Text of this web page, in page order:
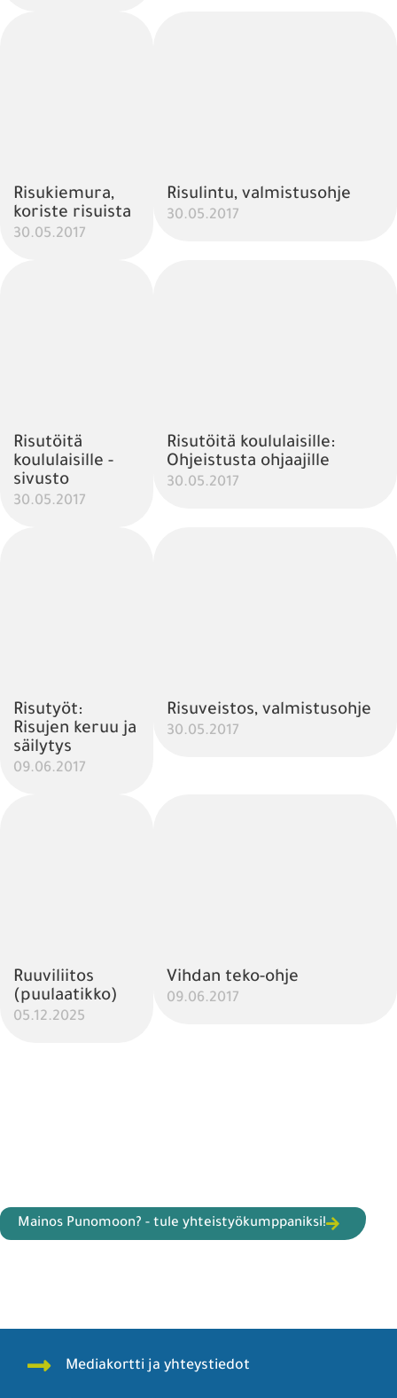
Risukiemura,
koriste risuista
30.05.2017
Risulintu, valmistusohje
30.05.2017
Risutöitä
koululaisille -
sivusto
30.05.2017
Risutöitä koululaisille:
Ohjeistusta ohjaajille
30.05.2017
Risutyöt:
Risujen keruu ja
säilytys
09.06.2017
Risuveistos, valmistusohje
30.05.2017
Ruuviliitos
(puulaatikko)
05.12.2025
Vihdan teko-ohje
09.06.2017
Mainos Punomoon? - tule yhteistyökumppaniksi!
Mediakortti ja yhteystiedot